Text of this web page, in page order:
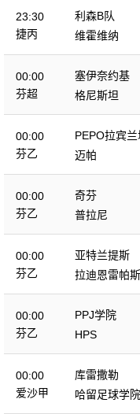
23:30
捷丙
利森B队
维霍维纳
00:00
芬超
塞伊奈约基
格尼斯坦
00:00
芬乙
PEPO拉宾兰
迈帕
00:00
芬乙
奇芬
普拉尼
00:00
芬乙
亚特兰提斯
拉迪恩雷帕斯
00:00
芬乙
PPJ学院
HPS
00:00
爱沙甲
库雷撒勒
哈留足球学院